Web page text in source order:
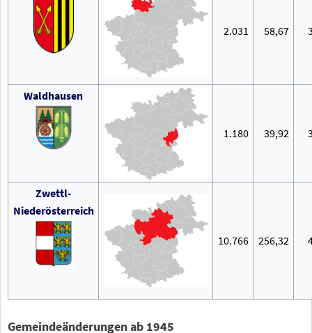
2.031 58,67
Waldhausen
1.180 39,92
Zwettl-
Niederösterreich
10.766 256,32
Gemeindeänderungen ab 1945